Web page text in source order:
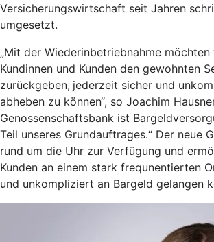
Versicherungswirtschaft seit Jahren
umgesetzt.
„Mit der Wiederinbetriebnahme möchten
Kundinnen und Kunden den gewohnten
zurückgeben, jederzeit sicher und
abheben zu können“, so Joachim
Genossenschaftsbank ist
Teil unseres Grundauftrages.“ Der neue
rund um die Uhr zur Verfügung und
Kunden an einem stark frequnentierten
und unkompliziert an Bargeld gelangen